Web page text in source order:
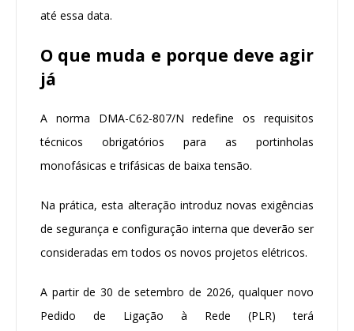
até essa data.
O que muda e porque deve agir
já
A norma DMA-C62-807/N redefine os requisitos
técnicos obrigatórios para as portinholas
monofásicas e trifásicas de baixa tensão.
Na prática, esta alteração introduz novas exigências
de segurança e configuração interna que deverão ser
consideradas em todos os novos projetos elétricos.
A partir de 30 de setembro de 2026, qualquer novo
Pedido de Ligação à Rede (PLR) terá